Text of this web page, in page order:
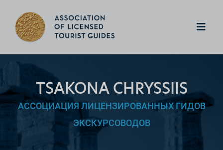
TSAKONA CHRYSSIIS
АССОЦИАЦИЯ ЛИЦЕНЗИРОВАННЫХ ГИДОВ
ЭКСКУРСОВОДОВ